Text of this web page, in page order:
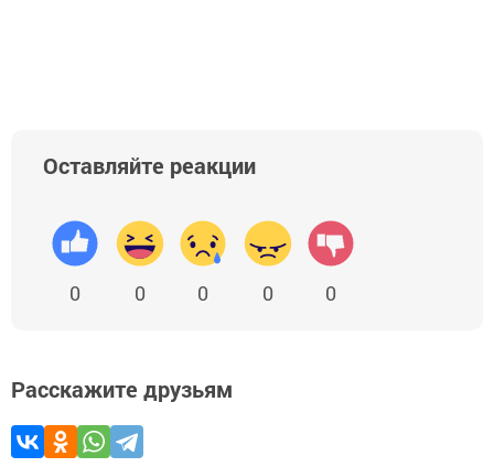
Оставляйте реакции
0 0 0 0 0
Расскажите друзьям